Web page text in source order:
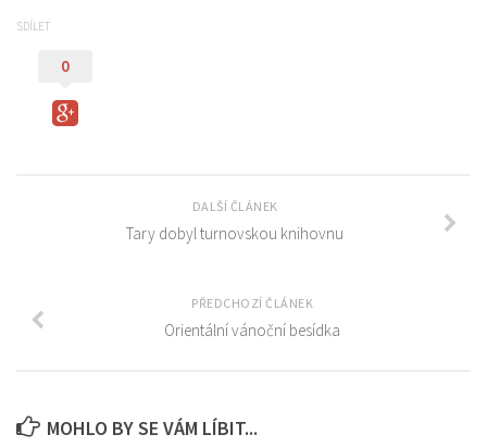
Kalendář akcí
Kontakt
Oblasti informací
Cestování v zahraničí
Občan a společnost
SDÍLET
0
DALŠÍ ČLÁNEK
Tary dobyl turnovskou knihovnu
PŘEDCHOZÍ ČLÁNEK
Orientální vánoční besídka
MOHLO BY SE VÁM LÍBIT...